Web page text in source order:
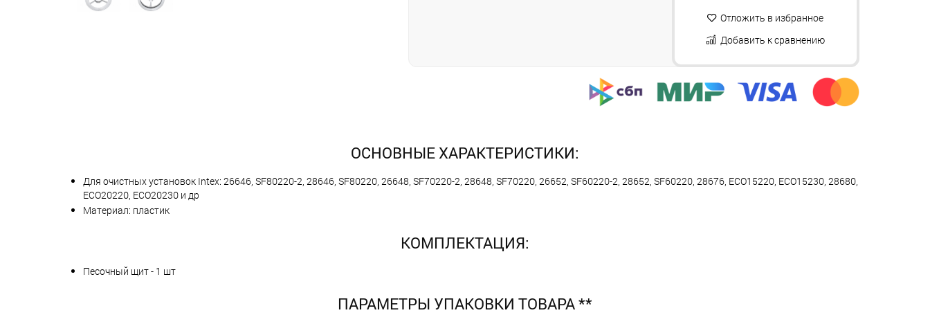
Отложить в избранное
Добавить к сравнению
ОСНОВНЫЕ ХАРАКТЕРИСТИКИ:
Для очистных установок Intex: 26646, SF80220-2, 28646, SF80220, 26648, SF70220-2, 28648, SF70220, 26652, SF60220-2, 28652, SF60220, 28676, ECO15220, ECO15230, 28680,
ECO20220, ECO20230 и др
Материал: пластик
КОМПЛЕКТАЦИЯ:
Песочный щит - 1 шт
ПАРАМЕТРЫ УПАКОВКИ ТОВАРА **